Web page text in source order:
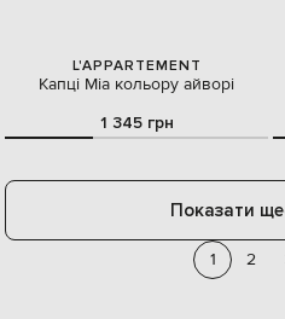
L'APPARTEMENT
Капці Mia кольору айворі
1 345 грн
Показати ще
1 2